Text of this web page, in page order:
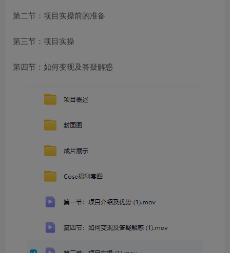
第二节：项目实操前的准备
第三节：项目实操
第四节：如何变现及答疑解惑